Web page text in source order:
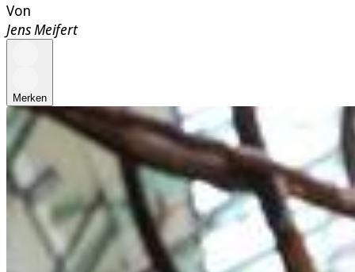
Von
Jens Meifert
Merken